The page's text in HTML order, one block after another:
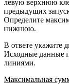
левую верхнюю
предыдущих
Определите
нижнюю.
В ответе укажите
Исходные данные
линиями.
Максимальная